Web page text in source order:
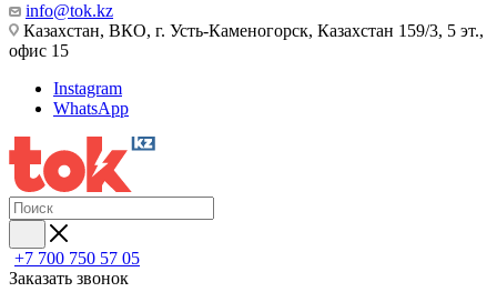
info@tok.kz
Казахстан, ВКО, г. Усть-Каменогорск, Казахстан 159/3, 5 эт.,
офис 15
Instagram
WhatsApp
+7 700 750 57 05
Заказать звонок